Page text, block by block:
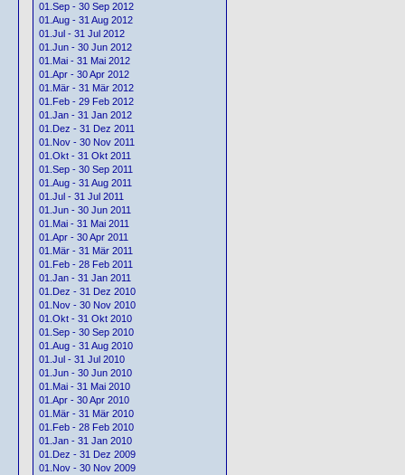
01.Sep - 30 Sep 2012
01.Aug - 31 Aug 2012
01.Jul - 31 Jul 2012
01.Jun - 30 Jun 2012
01.Mai - 31 Mai 2012
01.Apr - 30 Apr 2012
01.Mär - 31 Mär 2012
01.Feb - 29 Feb 2012
01.Jan - 31 Jan 2012
01.Dez - 31 Dez 2011
01.Nov - 30 Nov 2011
01.Okt - 31 Okt 2011
01.Sep - 30 Sep 2011
01.Aug - 31 Aug 2011
01.Jul - 31 Jul 2011
01.Jun - 30 Jun 2011
01.Mai - 31 Mai 2011
01.Apr - 30 Apr 2011
01.Mär - 31 Mär 2011
01.Feb - 28 Feb 2011
01.Jan - 31 Jan 2011
01.Dez - 31 Dez 2010
01.Nov - 30 Nov 2010
01.Okt - 31 Okt 2010
01.Sep - 30 Sep 2010
01.Aug - 31 Aug 2010
01.Jul - 31 Jul 2010
01.Jun - 30 Jun 2010
01.Mai - 31 Mai 2010
01.Apr - 30 Apr 2010
01.Mär - 31 Mär 2010
01.Feb - 28 Feb 2010
01.Jan - 31 Jan 2010
01.Dez - 31 Dez 2009
01.Nov - 30 Nov 2009